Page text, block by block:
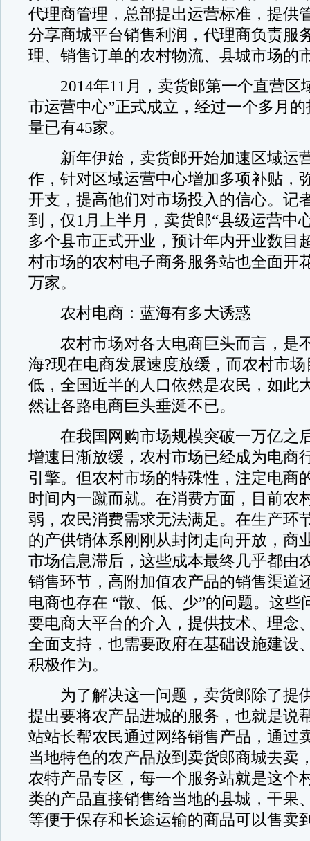
代理商管理，总部提出运营标准，提供
分享商城平台销售利润，代理商负责服
理、销售订单的农村物流、县城市场的
2014年11月，卖货郎第一个直营区
市运营中心”正式成立，经过一个多月
量已有45家。
新年伊始，卖货郎开始加速区域运
作，针对区域运营中心增加多项补贴，
开支，提高他们对市场投入的信心。记
到，仅1月上半月，卖货郎“县级运营中
多个县市正式开业，预计年内开业数目
村市场的农村电子商务服务站也全面开
万家。
农村电商：蓝海有多大诱惑
农村市场对各大电商巨头而言，是
海?现在电商发展速度放缓，而农村市
低，全国近半的人口依然是农民，如此
然让各路电商巨头垂涎不已。
在我国网购市场规模突破一万亿之
增速日渐放缓，农村市场已经成为电商
引擎。但农村市场的特殊性，注定电商
时间内一蹴而就。在消费方面，目前农
弱，农民消费需求无法满足。在生产环
的产供销体系刚刚从封闭走向开放，商
市场信息滞后，这些成本最终几乎都由
销售环节，高附加值农产品的销售渠道
电商也存在 “散、低、少”的问题。这些
要电商大平台的介入，提供技术、理念
全面支持，也需要政府在基础设施建设
积极作为。
为了解决这一问题，卖货郎除了提
提出要将农产品进城的服务，也就是说
站站长帮农民通过网络销售产品，通过
当地特色的农产品放到卖货郎商城去卖
农特产品专区，每一个服务站就是这个
类的产品直接销售给当地的县城，干果
等便于保存和长途运输的商品可以售卖